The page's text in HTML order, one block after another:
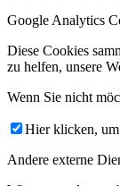
Google Analytics
Diese Cookies
zu helfen, unsere
Wenn Sie nicht
Hier klicken,
Andere externe